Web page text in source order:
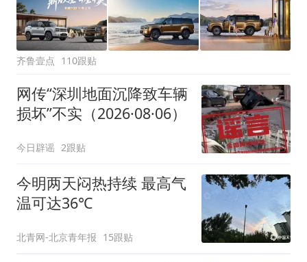
齐鲁壹点 110跟贴
网传“深圳地面沉降致车辆
损坏”不实（2026·08·06）
今日辟谣 2跟贴
今明两天闷热持续 最高气
温可达36℃
北青网-北京青年报 15跟贴